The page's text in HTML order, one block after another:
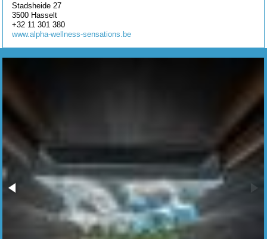
Stadsheide 27
3500 Hasselt
+32 11 301 380
www.alpha-wellness-sensations.be